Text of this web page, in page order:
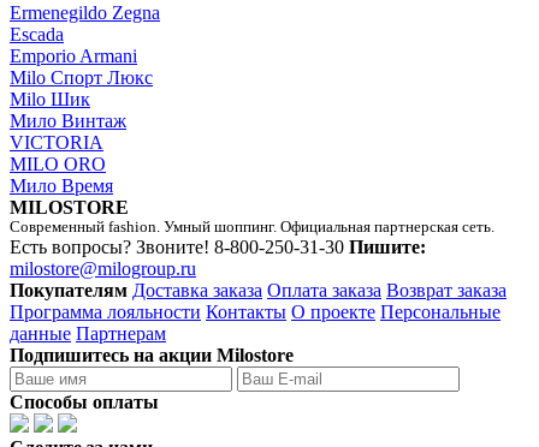
Ermenegildo Zegna
Escada
Emporio Armani
Milo Спорт Люкс
Milo Шик
Мило Винтаж
VICTORIA
MILO ORO
Мило Время
MILOSTORE
Современный fashion. Умный шоппинг. Официальная партнерская сеть.
Есть вопросы? Звоните! 8-800-250-31-30 Пишите:
milostore@milogroup.ru
Покупателям Доставка заказа Оплата заказа Возврат заказа
Программа лояльности Контакты О проекте Персональные
данные Партнерам
Подпишитесь на акции Milostore
Способы оплаты